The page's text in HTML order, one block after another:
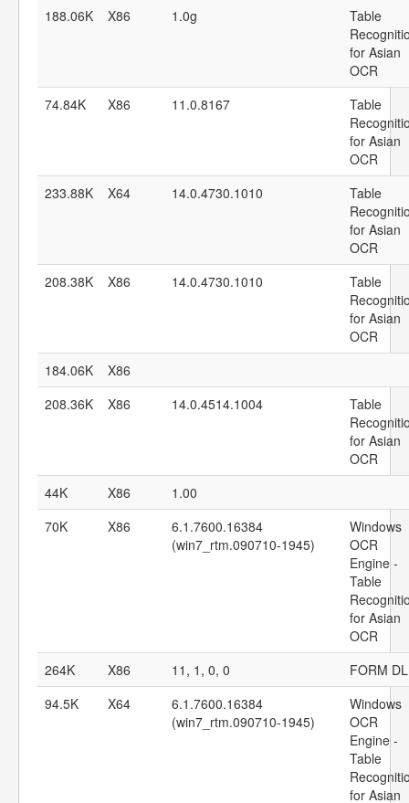
188.06K
X86 1.0g
Table
for Asian
OCR
74.84K
X86 11.0.8167
Table
for Asian
OCR
233.88K
X64 14.0.4730.1010
Table
for Asian
OCR
208.38K
X86 14.0.4730.1010
Table
for Asian
OCR
184.06K
X86
208.36K
X86 14.0.4514.1004
Table
for Asian
OCR
44K
X86
1.00
70K
X86
6.1.7600.16384
(win7_rtm.090710-1945)
Windows
OCR
Engine -
Table
for Asian
OCR
264K
X86 11, 1, 0, 0
FORM
94.5K
X64
6.1.7600.16384
(win7_rtm.090710-1945)
Windows
OCR
Engine -
Table
for Asian